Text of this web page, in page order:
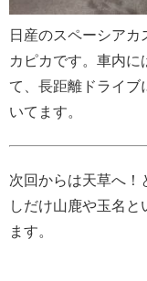
日産のスペーシア
カピカです。車内に
て、長距離ドライブ
いてます。
次回からは天草へ！
しだけ山鹿や玉名と
ます。